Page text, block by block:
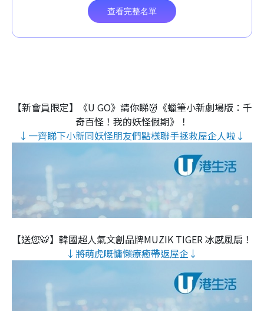
【新會員限定】《U GO》請你睇👹《蠟筆小新劇場版：千
奇百怪！我的妖怪假期》！
↓一齊睇下小新同妖怪朋友們點樣聯手拯救屋企人啦↓
【送您🐯】韓國超人氣文創品牌MUZIK TIGER 冰感風扇！
↓將萌虎嘅慵懶療癒帶返屋企↓